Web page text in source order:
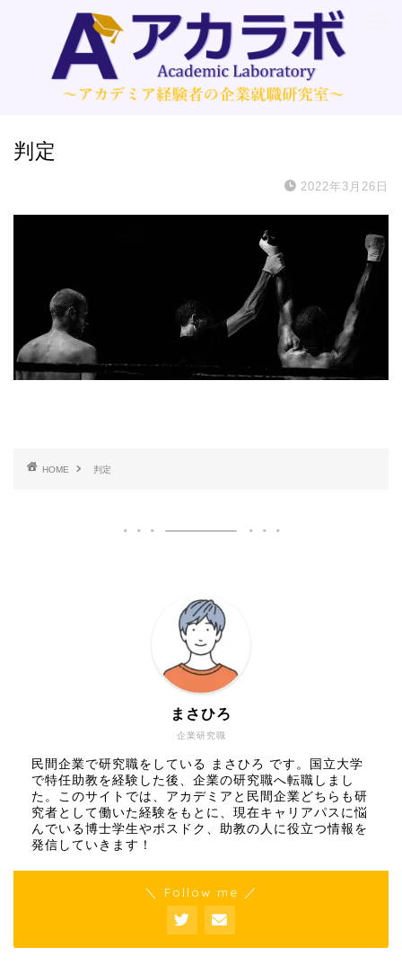
判定
2022年3月26日
HOME 判定
企業研究職
まさひろ
民間企業で研究職をしている まさひろ です。国立大学
で特任助教を経験した後、企業の研究職へ転職しまし
た。このサイトでは、アカデミアと民間企業どちらも研
究者として働いた経験をもとに、現在キャリアパスに悩
んでいる博士学生やポスドク、助教の人に役立つ情報を
発信していきます！
＼ Follow me ／